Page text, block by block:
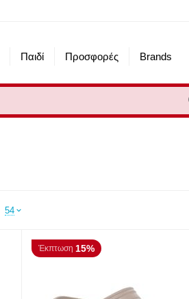
Παιδί Προσφορές Brands
54
Έκπτωση 15%